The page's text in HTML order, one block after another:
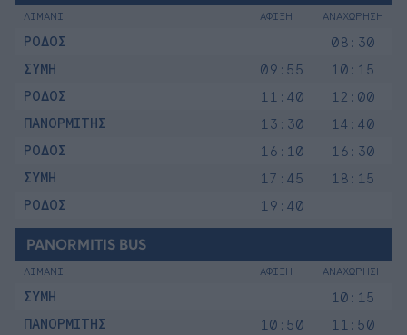
ΛΙΜΑΝΙ ΑΦΙΞΗ ΑΝΑΧΩΡΗΣΗ
ΡΟΔΟΣ
08:30
ΣΥΜΗ
09:55
10:15
ΡΟΔΟΣ
11:40
12:00
ΠΑΝΟΡΜΙΤΗΣ
13:30
14:40
ΡΟΔΟΣ
16:10
16:30
ΣΥΜΗ
17:45
18:15
ΡΟΔΟΣ
19:40
PANORMITIS BUS
ΛΙΜΑΝΙ ΑΦΙΞΗ ΑΝΑΧΩΡΗΣΗ
ΣΥΜΗ
10:15
ΠΑΝΟΡΜΙΤΗΣ
10:50
11:50